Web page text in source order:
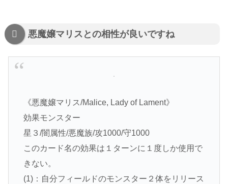
悪魔嬢マリスとの相性が良いですね
《悪魔嬢マリス/Malice, Lady of Lament》
効果モンスター
星３/闇属性/悪魔族/攻1000/守1000
このカード名の効果は１ターンに１度しか使用で
きない。
(1)：自分フィールドのモンスター２体をリリース